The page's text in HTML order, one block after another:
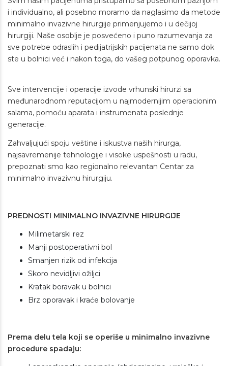
i individualno, ali posebno moramo da naglasimo da metode
minimalno invazivne hirurgije primenjujemo i u dečijoj
hirurgiji. Naše osoblje je posvećeno i puno razumevanja za
sve potrebe odraslih i pedijatrijskih pacijenata ne samo dok
ste u bolnici već i nakon toga, do vašeg potpunog oporavka.
Sve intervencije i operacije izvode vrhunski hirurzi sa
međunarodnom reputacijom u najmodernijim operacionim
salama, pomoću aparata i instrumenata poslednje
generacije.
Zahvaljujući spoju veštine i iskustva naših hirurga,
najsavremenije tehnologije i visoke uspešnosti u radu,
prepoznati smo kao regionalno relevantan Centar za
minimalno invazivnu hirurgiju.
PREDNOSTI MINIMALNO INVAZIVNE HIRURGIJE
Milimetarski rez
Manji postoperativni bol
Smanjen rizik od infekcija
Skoro nevidljivi ožiljci
Kratak boravak u bolnici
Brz oporavak i kraće bolovanje
Prema delu tela koji se operiše u minimalno invazivne
procedure spadaju: